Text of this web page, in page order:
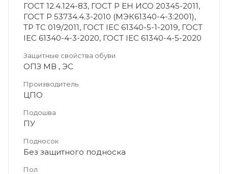
ГОСТ 12.4.124-83, ГОСТ Р ЕН ИСО 20345-2011,
ГОСТ Р 53734.4.3-2010 (МЭК61340-4-3:2001),
ТР ТС 019/2011, ГОСТ IEC 61340-5-1-2019, ГОСТ
IEC 61340-4-3-2020, ГОСТ IEC 61340-4-5-2020
Защитные свойства обуви
ОПЗ МВ , ЭС
Производитель
ЦПО
Подошва
ПУ
Подносок
Без защитного подноска
Пол